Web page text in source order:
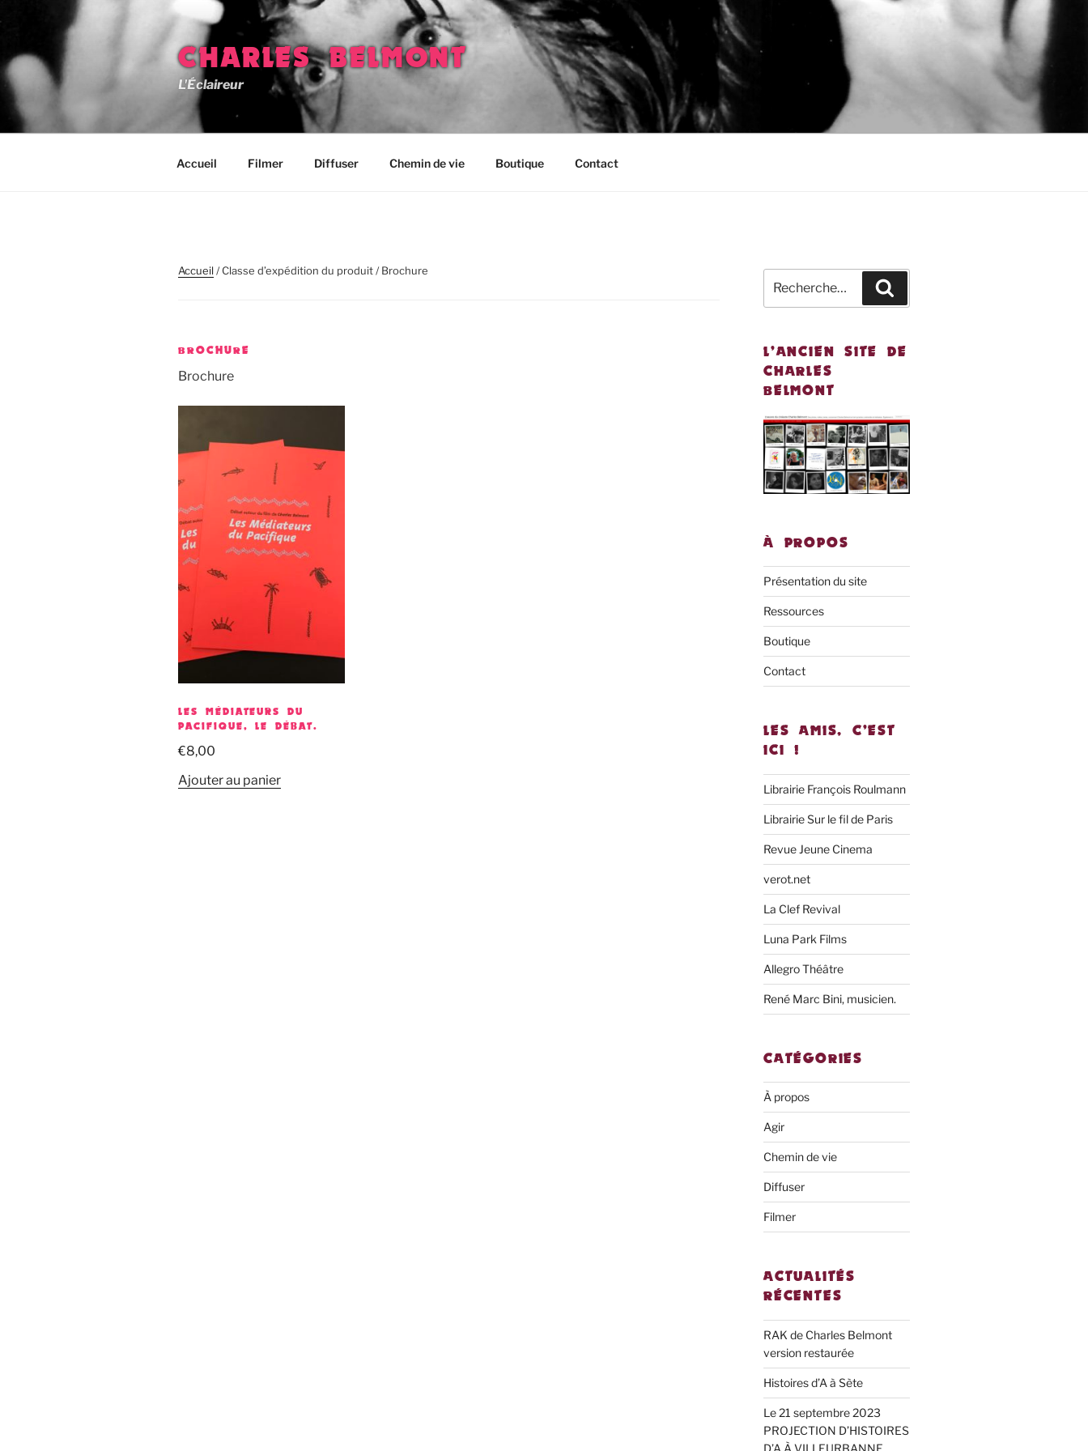
au
principal
CHARLES BELMONT
L'Éclaireur
Accueil Filmer Diffuser Chemin de vie Boutique Contact
Accueil/ Classe d’expédition du produit / Brochure
BROCHURE
Brochure
LES MÉDIATEURS DU
PACIFIQUE, LE DÉBAT.
€8,00
Ajouter au panier
pour
:
L’ANCIEN SITE DE
CHARLES
BELMONT
À PROPOS
Présentation du site
Ressources
Boutique
Contact
LES AMIS, C’EST
ICI !
Librairie François Roulmann
Librairie Sur le fil de Paris
Revue Jeune Cinema
verot.net
La Clef Revival
Luna Park Films
Allegro Théâtre
René Marc Bini, musicien.
CATÉGORIES
À propos
Agir
Chemin de vie
Diffuser
Filmer
ACTUALITÉS
RÉCENTES
RAK de Charles Belmont
version restaurée
Histoires d’A à Sète
Le 21 septembre 2023
PROJECTION D’HISTOIRES
D’A À VILLEURBANNE